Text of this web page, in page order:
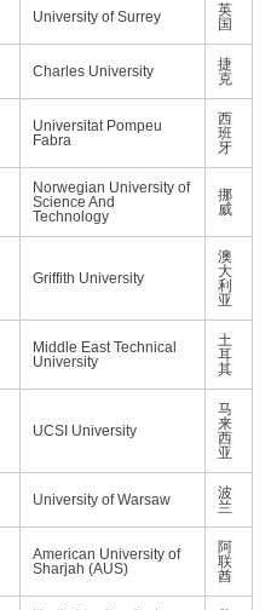
University of Surrey
英
国
Charles University
捷
克
Universitat Pompeu
Fabra
西
班
牙
Norwegian University of
Science And
Technology
挪
威
Griffith University
澳
大
利
亚
Middle East Technical
University
土
耳
其
UCSI University
马
来
西
亚
University of Warsaw
波
兰
American University of
Sharjah (AUS)
阿
联
酋